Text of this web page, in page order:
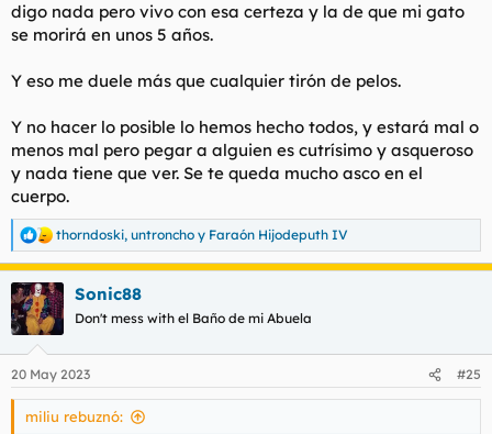
digo nada pero vivo con esa certeza y la de que mi gato
se morirá en unos 5 años.
Y eso me duele más que cualquier tirón de pelos.
Y no hacer lo posible lo hemos hecho todos, y estará mal o
menos mal pero pegar a alguien es cutrísimo y asqueroso
y nada tiene que ver. Se te queda mucho asco en el
cuerpo.
R
e
a
c
c
i
e
s
thorndoski, untroncho y Faraón Hijodeputh IV
Sonic88
Don't mess with el Baño de mi Abuela
20 May 2023 #25
miliu rebuznó: